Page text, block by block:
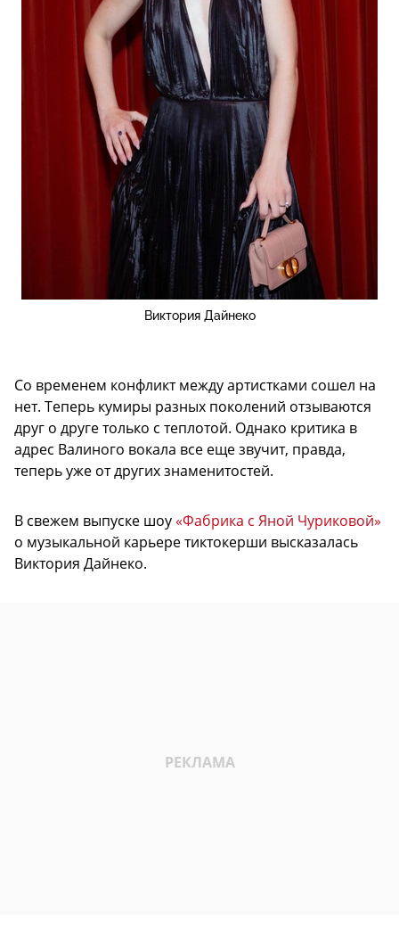
Виктория Дайнеко
Со временем конфликт между артистками сошел на
нет. Теперь кумиры разных поколений отзываются
друг о друге только с теплотой. Однако критика в
адрес Валиного вокала все еще звучит, правда,
теперь уже от других знаменитостей.
В свежем выпуске шоу«Фабрика с Яной Чуриковой»
о музыкальной карьере тиктокерши высказалась
Виктория Дайнеко.